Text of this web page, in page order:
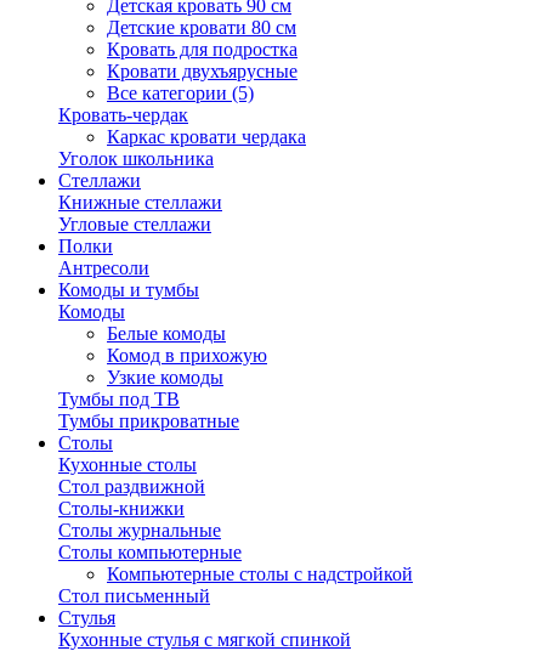
Детская кровать 90 см
Детские кровати 80 см
Кровать для подростка
Кровати двухъярусные
Все категории (5)
Кровать-чердак
Каркас кровати чердака
Уголок школьника
Стеллажи
Книжные стеллажи
Угловые стеллажи
Полки
Антресоли
Комоды и тумбы
Комоды
Белые комоды
Комод в прихожую
Узкие комоды
Тумбы под ТВ
Тумбы прикроватные
Столы
Кухонные столы
Стол раздвижной
Столы-книжки
Столы журнальные
Столы компьютерные
Компьютерные столы с надстройкой
Стол письменный
Стулья
Кухонные стулья с мягкой спинкой